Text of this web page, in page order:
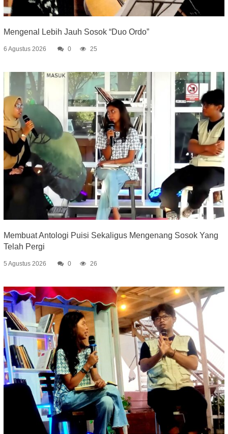
Mengenal Lebih Jauh Sosok “Duo Ordo”
6 Agustus 2026 0 25
Membuat Antologi Puisi Sekaligus Mengenang Sosok Yang
Telah Pergi
5 Agustus 2026 0 26